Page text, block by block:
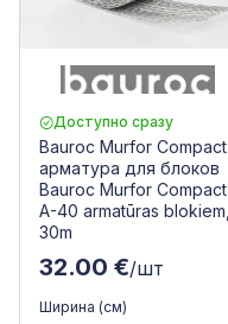
Доступно сразу
Bauroc Murfor Compact
арматура для блоков
Bauroc Murfor Compact
A-40 armatūras blokiem,
30m
32.00 €/шт
Ширина (см)